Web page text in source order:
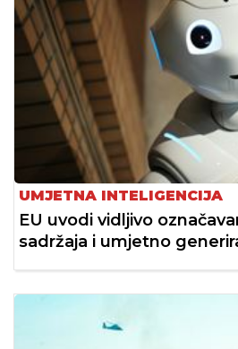
UMJETNA INTELIGENCIJA
EU uvodi vidljivo
sadržaja i umjetno